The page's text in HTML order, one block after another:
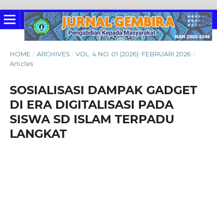
HOME / ARCHIVES / VOL. 4 NO. 01 (2026): FEBRUARI 2026 /
Articles
SOSIALISASI DAMPAK GADGET
DI ERA DIGITALISASI PADA
SISWA SD ISLAM TERPADU
LANGKAT